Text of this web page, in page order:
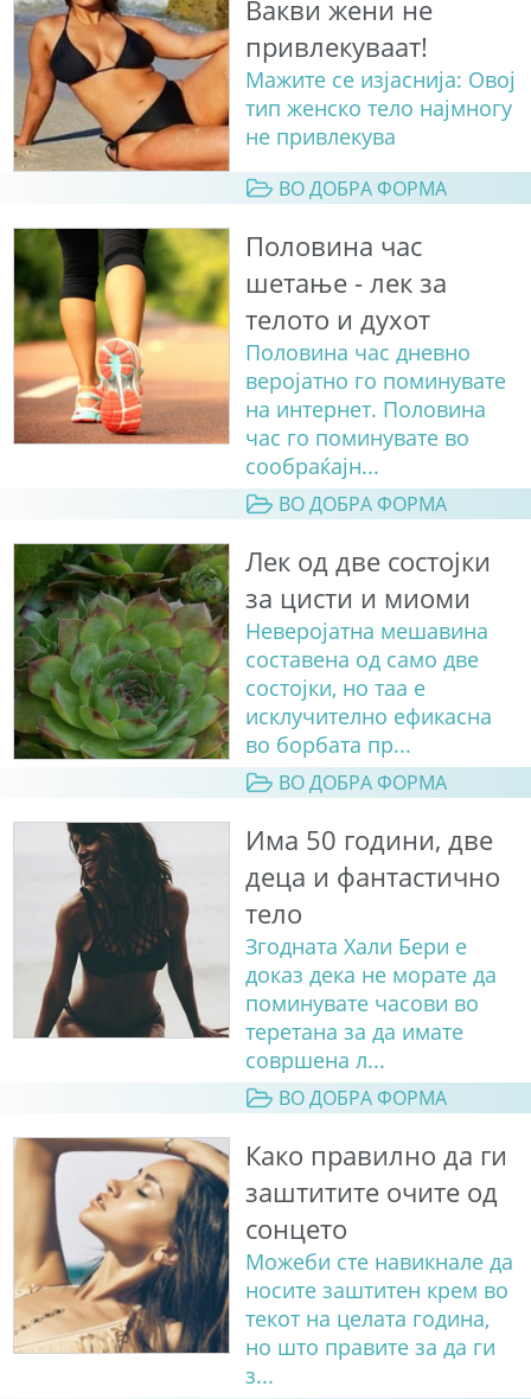
Вакви жени не
привлекуваат!
Мажите се изјаснија: Овој
тип женско тело најмногу
нe привлекува
ВО ДОБРА ФОРМА
Половина час
шетање - лек за
телото и духот
Половина час дневно
веројатно го поминувате
на интернет. Половина
час го поминувате во
сообраќајн...
ВО ДОБРА ФОРМА
Лек од две состојки
за цисти и миоми
Неверојатна мешавина
составена од само две
состојки, но таа е
исклучително ефикасна
во борбата пр...
ВО ДОБРА ФОРМА
Има 50 години, две
деца и фантастично
тело
Згодната Хали Бери е
доказ дека не морате да
поминувате часови во
теретана за да имате
совршена л...
ВО ДОБРА ФОРМА
Како правилно да ги
заштитите очите од
сонцето
Можеби сте навикнале да
носите заштитен крем во
текот на целата година,
но што правите за да ги
з...